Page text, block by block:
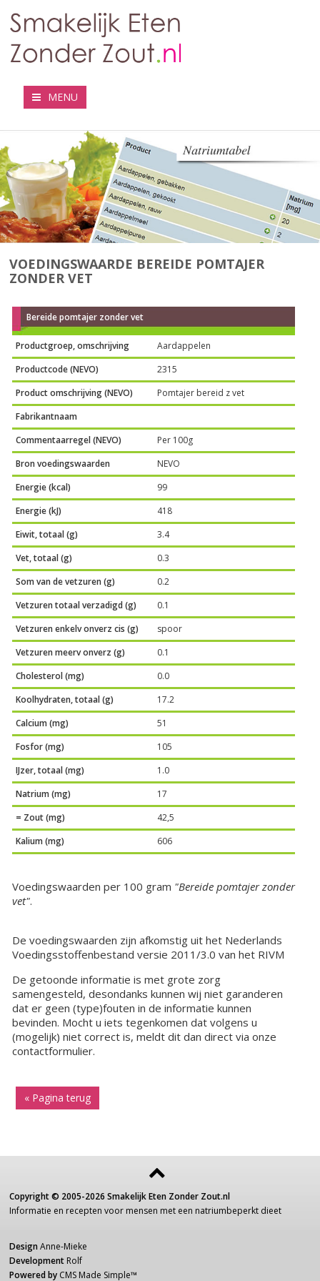
MENU
VOEDINGSWAARDE BEREIDE POMTAJER
ZONDER VET
Bereide pomtajer zonder vet
Productgroep, omschrijving
Aardappelen
Productcode (NEVO)
2315
Product omschrijving (NEVO)
Pomtajer bereid z vet
Fabrikantnaam
Commentaarregel (NEVO)
Per 100g
Bron voedingswaarden
NEVO
Energie (kcal)
99
Energie (kJ)
418
Eiwit, totaal (g)
3.4
Vet, totaal (g)
0.3
Som van de vetzuren (g)
0.2
Vetzuren totaal verzadigd (g)
0.1
Vetzuren enkelv onverz cis (g)
spoor
Vetzuren meerv onverz (g)
0.1
Cholesterol (mg)
0.0
Koolhydraten, totaal (g)
17.2
Calcium (mg)
51
Fosfor (mg)
105
IJzer, totaal (mg)
1.0
Natrium (mg)
17
= Zout (mg)
42,5
Kalium (mg)
606
Voedingswaarden per 100 gram "Bereide pomtajer zonder
vet".
De voedingswaarden zijn afkomstig uit het Nederlands
Voedingsstoffenbestand versie 2011/3.0 van het RIVM
De getoonde informatie is met grote zorg
samengesteld, desondanks kunnen wij niet garanderen
dat er geen (type)fouten in de informatie kunnen
bevinden. Mocht u iets tegenkomen dat volgens u
(mogelijk) niet correct is, meldt dit dan direct via onze
contactformulier.
« Pagina terug
Copyright © 2005-2026 Smakelijk Eten Zonder Zout.nl
Informatie en recepten voor mensen met een natriumbeperkt dieet
Design Anne-Mieke
Development Rolf
Powered by CMS Made Simple™